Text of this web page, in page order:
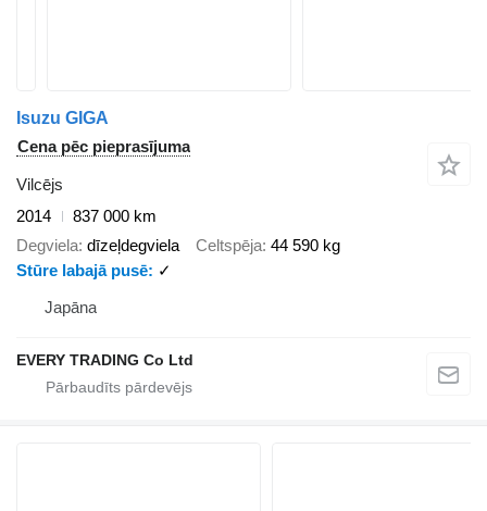
Isuzu GIGA
Cena pēc pieprasījuma
Vilcējs
2014
837 000 km
Degviela dīzeļdegviela Celtspēja 44 590 kg
Stūre labajā pusē
✓
Japāna
EVERY TRADING Co Ltd